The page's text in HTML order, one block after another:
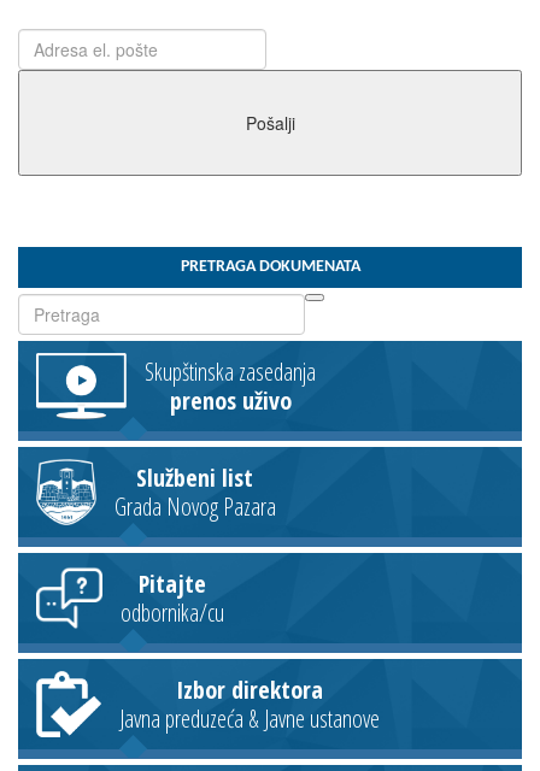
Pošalji
PRETRAGA DOKUMENATA
Skupštinska zasedanja
prenos uživo
Službeni list
Grada Novog Pazara
Pitajte
odbornika/cu
Izbor direktora
Javna preduzeća & Javne ustanove